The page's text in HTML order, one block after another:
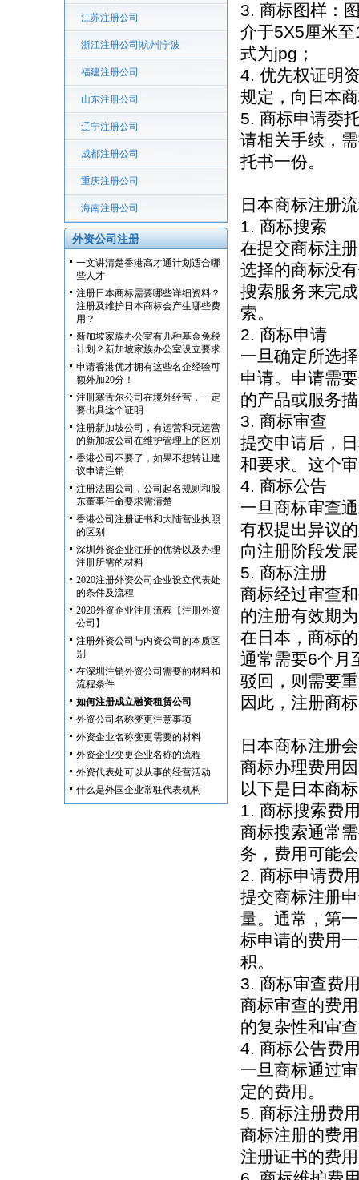
江苏注册公司
浙江注册公司|杭州|宁波
福建注册公司
山东注册公司
辽宁注册公司
成都注册公司
重庆注册公司
海南注册公司
外资公司注册
一文讲清楚香港高才通计划适合哪
些人才
注册日本商标需要哪些详细资料？
注册及维护日本商标会产生哪些费
用？
新加坡家族办公室有几种基金免税
计划？新加坡家族办公室设立要求
申请香港优才拥有这些名企经验可
额外加20分！
注册塞舌尔公司在境外经营，一定
要出具这个证明
注册新加坡公司，有运营和无运营
的新加坡公司在维护管理上的区别
香港公司不要了，如果不想转让建
议申请注销
注册法国公司，公司起名规则和股
东董事任命要求需清楚
香港公司注册证书和大陆营业执照
的区别
深圳外资企业注册的优势以及办理
注册所需的材料
2020注册外资公司企业设立代表处
的条件及流程
2020外资企业注册流程【注册外资
公司】
注册外资公司与内资公司的本质区
别
在深圳注销外资公司需要的材料和
流程条件
如何注册成立融资租赁公司
外资公司名称变更注意事项
外资企业名称变更需要的材料
外资企业变更企业名称的流程
外资代表处可以从事的经营活动
什么是外国企业常驻代表机构
3. 商标图样：
介于5X5厘米
式为jpg；
4. 优先权证明
规定，向日本
5. 商标申请委
请相关手续，
托书一份。
日本商标注册
1. 商标搜索
在提交商标注
选择的商标没
搜索服务来完
索。
2. 商标申请
一旦确定所选
申请。申请需
的产品或服务
3. 商标审查
提交申请后，
和要求。这个
4. 商标公告
一旦商标审查
有权提出异议
向注册阶段发
5. 商标注册
商标经过审查
的注册有效期
在日本，商标
通常需要6个月
驳回，则需要
因此，注册商
日本商标注册
商标办理费用
以下是日本商
1. 商标搜索费
商标搜索通常
务，费用可能
2. 商标申请费
提交商标注册
量。通常，第
标申请的费用
积。
3. 商标审查费
商标审查的费
的复杂性和审
4. 商标公告费
一旦商标通过
定的费用。
5. 商标注册费
商标注册的费
注册证书的费